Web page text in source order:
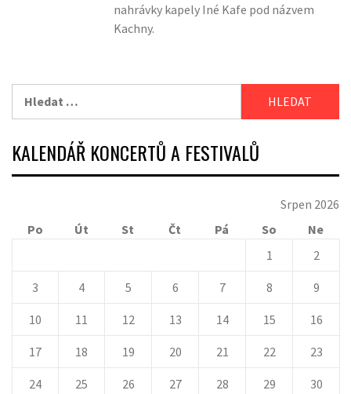
nahrávky kapely Iné Kafe pod názvem
Kachny.
KALENDÁŘ KONCERTŮ A FESTIVALŮ
Srpen 2026
Po
Út St Čt Pá So
Ne
1
2
3 4 5 6 7 8 9
10 11 12 13 14 15 16
17 18 19 20 21 22 23
24 25 26 27 28 29 30